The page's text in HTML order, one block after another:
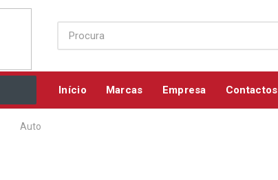
Início Marcas Empresa Contactos
Auto